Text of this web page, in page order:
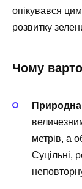
опікувався
розвитку
Чому варто
Природна
метрів, а
Суцільні,